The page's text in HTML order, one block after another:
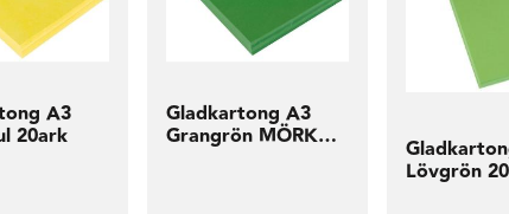
A3
20ark
Gladkartong A3
Grangrön MÖRK
Lövgrön